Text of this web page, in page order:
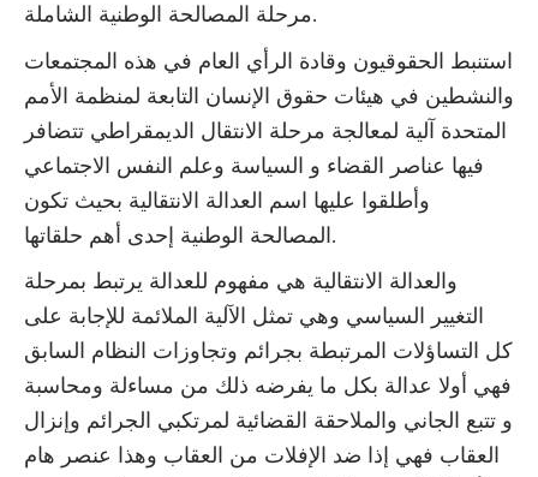
مرحلة المصالحة الوطنية الشاملة.
استنبط الحقوقيون وقادة الرأي العام في هذه المجتمعات
والنشطين في هيئات حقوق الإنسان التابعة لمنظمة الأمم
المتحدة آلية لمعالجة مرحلة الانتقال الديمقراطي تتضافر
فيها عناصر القضاء و السياسة وعلم النفس الاجتماعي
وأطلقوا عليها اسم العدالة الانتقالية بحيث تكون
المصالحة الوطنية إحدى أهم حلقاتها.
والعدالة الانتقالية هي مفهوم للعدالة يرتبط بمرحلة
التغيير السياسي وهي تمثل الآلية الملائمة للإجابة على
كل التساؤلات المرتبطة بجرائم وتجاوزات النظام السابق
فهي أولا عدالة بكل ما يفرضه ذلك من مساءلة ومحاسبة
و تتبع الجاني والملاحقة القضائية لمرتكبي الجرائم وإنزال
العقاب فهي إذا ضد الإفلات من العقاب وهذا عنصر هام